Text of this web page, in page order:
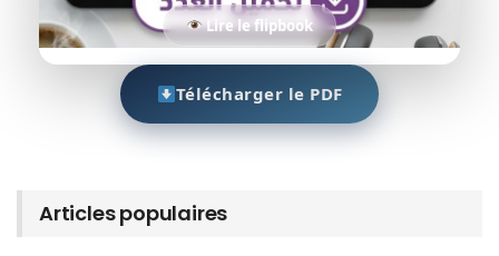
Lire le flipbook
Télécharger le PDF
Articles populaires